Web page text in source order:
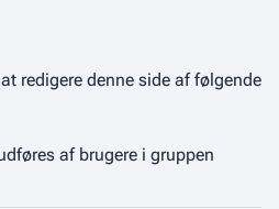
redigere denne side af følgende
af brugere i gruppen